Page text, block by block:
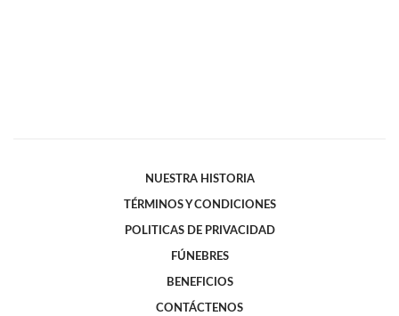
NUESTRA HISTORIA
TÉRMINOS Y CONDICIONES
POLITICAS DE PRIVACIDAD
FÚNEBRES
BENEFICIOS
CONTÁCTENOS